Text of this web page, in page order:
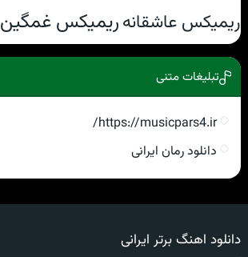
ریمیکس عاشقانهریمیکس غمگین
تبلیغات متنی
https://musicpars4.ir/
دانلود رمان ایرانی
دانلود اهنگ برتر ایرانی